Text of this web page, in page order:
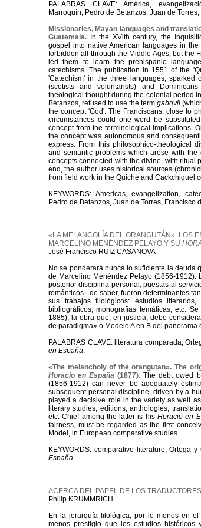
PALABRAS CLAVE: América,
Marroquín, Pedro de Betanzos, Juan de
Missionaries, Mayan languages and
Guatemala.
In the XVlth century, the
gospel into native American languages in
forbidden all through the Middle Ages, but the
led them to learn the prehispanic
catechisms. The publication in 1551 of the
'Catechism' in the three languages, sparked
(scotists and voluntarists) and
theological thought during the colonial period
Betanzos, refused to use the termgabovil
the concept 'God'. The Franciscans, close to
circumstances could one word be
concept from the terminological implications.
the concept was autonomous and
express. From this philosophico-theological
and semantic problems which arose with
concepts connected with the divine, with ritual
end, the author uses historical sources
from field work in the Quiché and Cackchiquel
KEYWORDS: Americas, evangelization,
Pedro de Betanzos, Juan de Torres, Francisco
«LA MELANCOLÍA DEL ORANGUTÁN». LOS
MARCELINO MENÉNDEZ PELAYO Y SU
José Francisco RUIZ CASANOVA
No se ponderará nunca lo suficiente la deuda
de Marcelino Menéndez Pelayo (1856-1912).
posterior disciplina personal, puestas al
románticos– de saber, fueron determinantes
sus trabajos filológicos: estudios literarios,
bibliográficos, monografías temáticas, etc.
1885), la obra que, en justicia, debe
de paradigma» o Modelo A en B del panorama
PALABRAS CLAVE: literatura comparada,
en España.
«The melancholy of the orangutan». The
Horacio en España (1877). The debt owed
(1856-1912) can never be adequately
subsequent personal discipline, driven by a
played a decisive role in the variety as well
literary studies, editions, anthologies,
etc. Chief among the latter is his Horacio en
fairness, must be regarded as the first
Model, in European comparative studies.
KEYWORDS: comparative literature, Ortega
España.
ACERCA DEL PAPEL DE LOS TRADUCTORES
Philip KRUMMRICH
En la jerarquía filológica, por lo menos en
menos prestigio que los estudios